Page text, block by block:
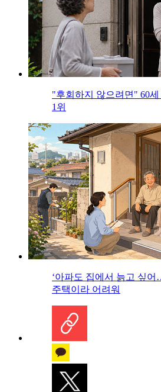
"후회하지 않으려면" 60
1위
‘아파도 집에서 늙고 싶어
주택이라 어려워